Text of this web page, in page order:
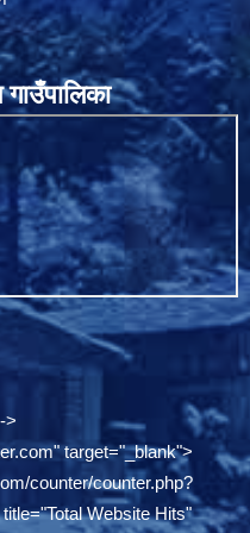
>
target="_blank">
counter/counter.php?
title="Total Website Hits"